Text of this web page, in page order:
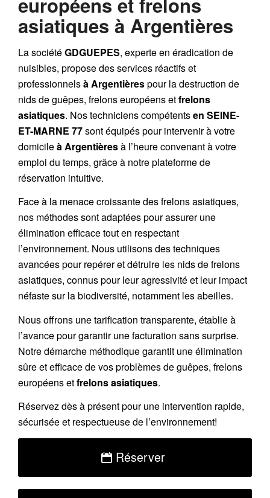
asiatiques à Argentières
La sociétéGDGUEPES, experte en éradication de
nuisibles, propose des services réactifs et
professionnelsà Argentièrespour la destruction de
nids de guêpes, frelons européensetfrelons
asiatiques. Nos techniciens compétentsen SEINE-
ET-MARNE 77sont équipés pour intervenir à votre
domicileà Argentièresà l’heure convenant à votre
emploi du temps, grâce à notre plateforme de
réservation intuitive.
Face à la menace croissante des frelons asiatiques,
nos méthodes sont adaptées pour assurer une
élimination efficace tout en respectant
l’environnement. Nous utilisons des techniques
avancées pour repérer et détruire les nids defrelons
asiatiques, connus pour leur agressivité et leur impact
néfaste sur la biodiversité, notamment les abeilles.
Nous offrons unetarification transparente, établie à
l’avance pour garantir une facturation sans surprise.
Notre démarche méthodique garantit une élimination
sûre et efficace de vos problèmes de guêpes, frelons
européens etfrelons asiatiques.
Réservezdès à présent pour une intervention rapide,
sécurisée et respectueuse de l’environnement!
Réserver